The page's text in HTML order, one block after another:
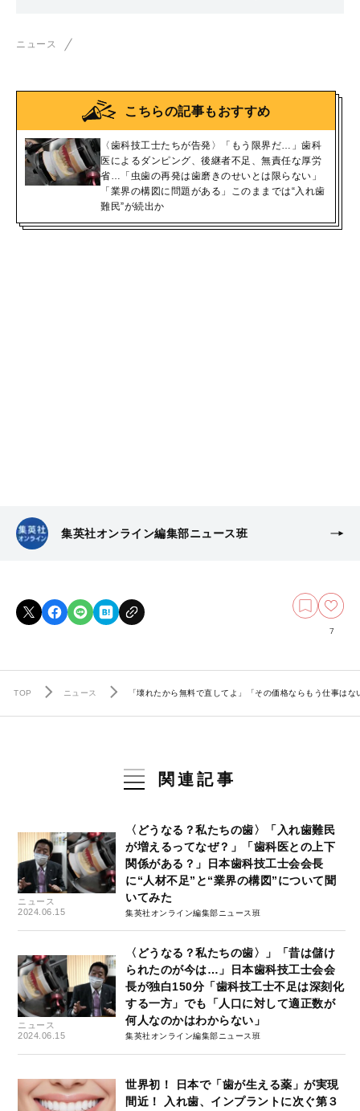
ニュース
こちらの記事もおすすめ
〈歯科技工士たちが告発〉「もう限界だ…」歯科
医によるダンピング、後継者不足、無責任な厚労
省…「虫歯の再発は歯磨きのせいとは限らない」
「業界の構図に問題がある」このままでは“入れ歯
難民”が続出か
集英社オンライン編集部ニュース班
7
TOP ニュース 「壊れたから無料で直してよ」「その価格ならもう仕事は
関連記事
ニュース
2024.06.15
〈どうなる？私たちの歯〉「入れ歯難民
が増えるってなぜ？」「歯科医との上下
関係がある？」日本歯科技工士会会長
に“人材不足”と“業界の構図”について聞
いてみた
集英社オンライン編集部ニュース班
ニュース
2024.06.15
〈どうなる？私たちの歯〉」「昔は儲け
られたのが今は…」日本歯科技工士会会
長が独白150分「歯科技工士不足は深刻化
する一方」でも「人口に対して適正数が
何人なのかはわからない」
集英社オンライン編集部ニュース班
世界初！ 日本で「歯が生える薬」が実現
間近！ 入れ歯、インプラントに次ぐ第３